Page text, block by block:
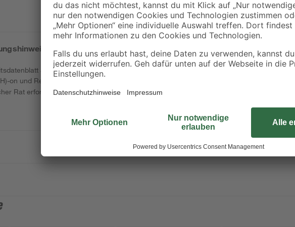
stilvolle Gestaltung!
Erfahre in unserem
auf Anfrage erhältlich. Achtung! Beim Sprühen können gefährliche
on und Reaktionsmasse aus 5-Chlor-2-methyl-2H-isothiazol-3-on und 2-Methyl-2H-
Rat erforderlich, Verpackung oder Kennzeichnungsetikett bereithalten. Darf nicht in